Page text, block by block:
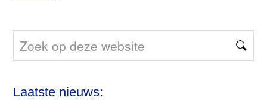
Zoek
op
Laatste nieuws: